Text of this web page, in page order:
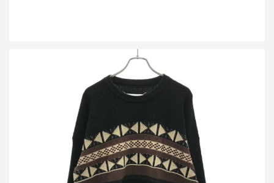
メゾン マルジェラ 17AW ジャガードニットセーター S50HA0728
S16014
買取金額16,800円